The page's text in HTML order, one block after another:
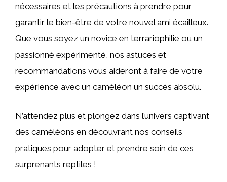
nécessaires et les précautions à prendre pour
garantir le bien-être de votre nouvel ami écailleux.
Que vous soyez un novice en terrariophilie ou un
passionné expérimenté, nos astuces et
recommandations vous aideront à faire de votre
expérience avec un caméléon un succès absolu.
N’attendez plus et plongez dans l’univers captivant
des caméléons en découvrant nos conseils
pratiques pour adopter et prendre soin de ces
surprenants reptiles !